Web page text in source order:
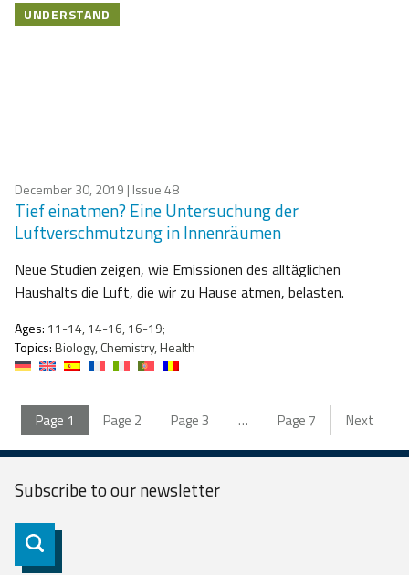
UNDERSTAND
December 30, 2019 | Issue 48
Tief einatmen? Eine Untersuchung der
Luftverschmutzung in Innenräumen
Neue Studien zeigen, wie Emissionen des alltäglichen
Haushalts die Luft, die wir zu Hause atmen, belasten.
Ages: 11-14, 14-16, 16-19;
Topics:Biology, Chemistry, Health
Page 1 Page 2 Page3 … Page 7 Next
Subscribe to ournewsletter
Subscribe